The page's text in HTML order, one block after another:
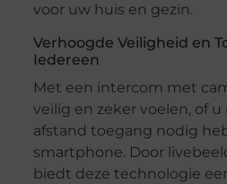
voor uw huis en gezin.
Verhoogde Veiligheid en
Iedereen
Met een intercom met
veilig en zeker voelen, of
afstand toegang nodig
smartphone. Door
biedt deze technologie